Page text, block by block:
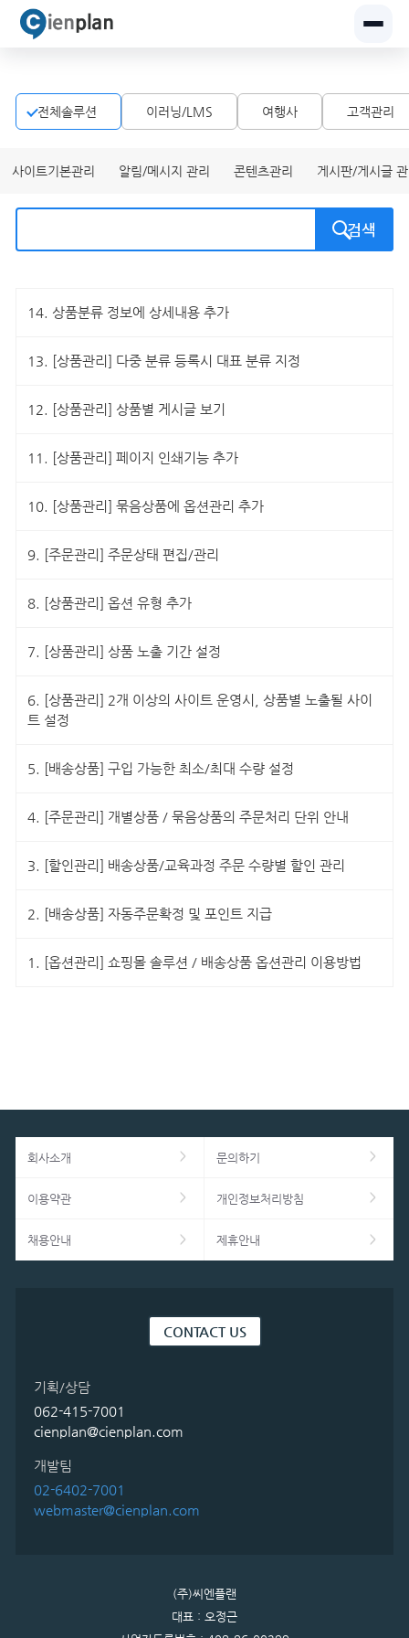
전체솔루션 이러닝/LMS 여행사 고객관리
사이트기본관리 알림/메시지 관리 콘텐츠관리 게시판/게시글
검색
14. 상품분류 정보에 상세내용 추가
13. [상품관리] 다중 분류 등록시 대표 분류 지정
12. [상품관리] 상품별 게시글 보기
11. [상품관리] 페이지 인쇄기능 추가
10. [상품관리] 묶음상품에 옵션관리 추가
9. [주문관리] 주문상태 편집/관리
8. [상품관리] 옵션 유형 추가
7. [상품관리] 상품 노출 기간 설정
6.
[상품관리] 2개 이상의 사이트 운영시, 상품별 노출될 사이
트 설정
5. [배송상품] 구입 가능한 최소/최대 수량 설정
4. [주문관리] 개별상품 / 묶음상품의 주문처리 단위 안내
3. [할인관리] 배송상품/교육과정 주문 수량별 할인 관리
2. [배송상품] 자동주문확정 및 포인트 지급
1. [옵션관리] 쇼핑몰 솔루션 / 배송상품 옵션관리 이용방법
회사소개 문의하기
이용약관 개인정보처리방침
채용안내 제휴안내
CONTACT US
기획/상담
062-415-7001
cienplan@cienplan.com
개발팀
02-6402-7001
webmaster@cienplan.com
(주)씨엔플랜
대표 : 오정근